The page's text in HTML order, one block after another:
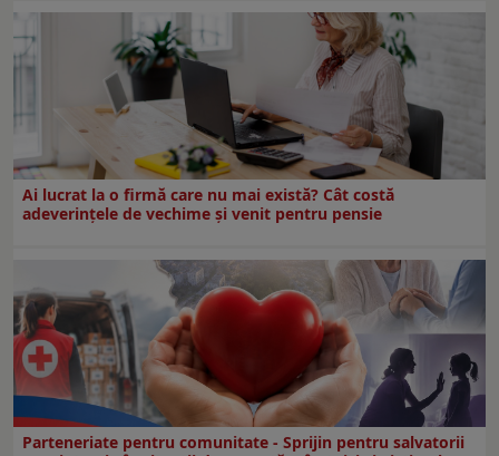
Ai lucrat la o firmă care nu mai există? Cât costă
adeverințele de vechime și venit pentru pensie
Parteneriate pentru comunitate - Sprijin pentru salvatorii